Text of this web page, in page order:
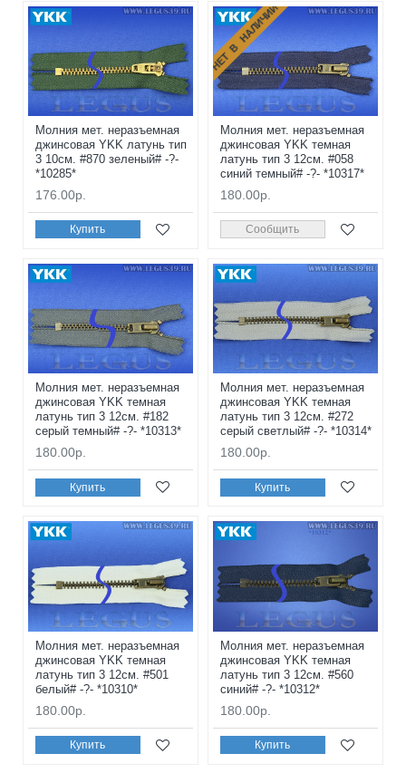
Молния мет. неразъемная
джинсовая YKK латунь тип
3 10см. #870 зеленый# -?-
*10285*
176.00р.
Купить
НЕТ В НАЛИЧИИ
Молния мет. неразъемная
джинсовая YKK темная
латунь тип 3 12см. #058
синий темный# -?- *10317*
180.00р.
Сообщить
Молния мет. неразъемная
джинсовая YKK темная
латунь тип 3 12см. #182
серый темный# -?- *10313*
180.00р.
Купить
Молния мет. неразъемная
джинсовая YKK темная
латунь тип 3 12см. #272
серый светлый# -?- *10314*
180.00р.
Купить
Молния мет. неразъемная
джинсовая YKK темная
латунь тип 3 12см. #501
белый# -?- *10310*
180.00р.
Купить
Молния мет. неразъемная
джинсовая YKK темная
латунь тип 3 12см. #560
синий# -?- *10312*
180.00р.
Купить